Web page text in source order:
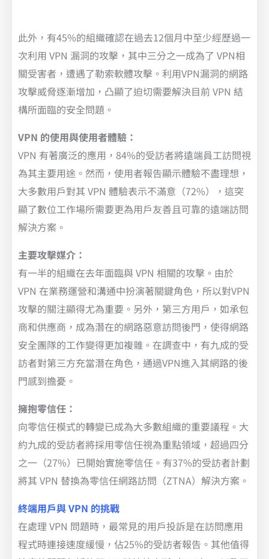
此外，有45%的組織確認在過去12個月中至少經歷過一
次利用 VPN 漏洞的攻擊，其中三分之一成為了 VPN相
關受害者，遭遇了勒索軟體攻擊。利用VPN漏洞的網路
攻擊威脅逐漸增加，凸顯了迫切需要解決目前 VPN 結
構所面臨的安全問題。
VPN 的使用與使用者體驗：
VPN 有著廣泛的應用，84%的受訪者將遠端員工訪問視
為其主要用途。然而，使用者報告顯示體驗不盡理想，
大多數用戶對其 VPN 體驗表示不滿意（72%），這突
顯了數位工作場所需要更為用戶友善且可靠的遠端訪問
解決方案。
主要攻擊媒介：
有一半的組織在去年面臨與 VPN 相關的攻擊。由於
VPN 在業務運營和溝通中扮演著關鍵角色，所以對VPN
攻擊的關注顯得尤為重要。另外，第三方用戶，如承包
商和供應商，成為潛在的網路惡意訪問後門，使得網路
安全團隊的工作變得更加複雜。在調查中，有九成的受
訪者對第三方充當潛在角色，通過VPN進入其網路的後
門感到擔憂。
擁抱零信任：
向零信任模式的轉變已成為大多數組織的重要議程。大
約九成的受訪者將採用零信任視為重點領域，超過四分
之一（27%）已開始實施零信任。有37%的受訪者計劃
將其 VPN 替換為零信任網路訪問（ZTNA）解決方案。
終端用戶與 VPN 的挑戰
在處理 VPN 問題時，最常見的用戶投訴是在訪問應用
程式時連接速度緩慢，佔25%的受訪者報告。其他值得